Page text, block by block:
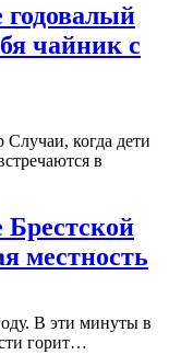
чайник с
когда дети
в
местность
В эти минуты в
горит…